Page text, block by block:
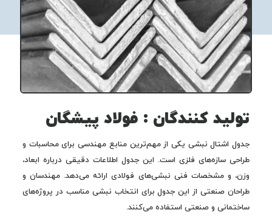
تولید کنندگان : فولاد پیشگان
جدول اشتال نبشی یکی از مهم‌ترین منابع مهندسی برای محاسبات و
طراحی سازه‌های فلزی است. این جدول اطلاعات دقیقی درباره ابعاد،
وزن، و مشخصات فنی نبشی‌های فولادی ارائه می‌دهد. مهندسان و
طراحان صنعتی از این جدول برای انتخاب نبشی مناسب در پروژه‌های
ساختمانی و صنعتی استفاده می‌کنند.